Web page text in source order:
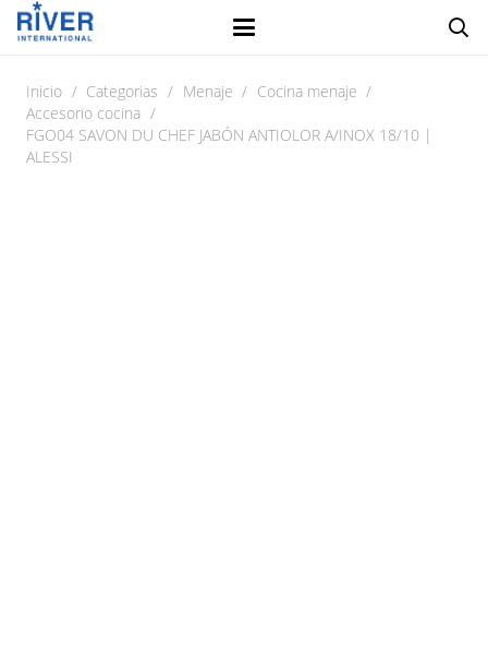
Inicio / Categorias / Menaje / Cocina menaje /
Accesorio cocina /
FGO04 SAVON DU CHEF JABÓN ANTIOLOR A/INOX 18/10 |
ALESSI